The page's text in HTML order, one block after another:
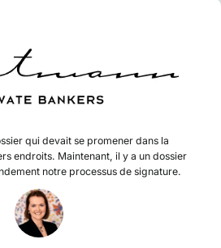
qui devait se promener dans la
endroits. Maintenant, il y a un dossier
notre processus de signature.